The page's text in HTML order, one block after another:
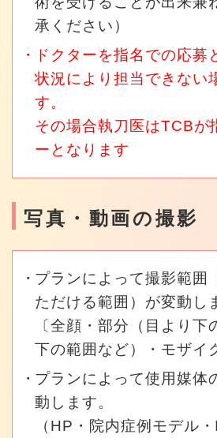
承ください）
ドクターを指名での応募
状況により担当できない
す。
その場合執刀医はTCBが
ーとなります
写真・動画の撮影
プランによって撮影範囲
ただける範囲）が変動し
〔全顔・部分（目より下
下の範囲など）・モザイ
プランによって使用媒体
動します。
（HP・院内症例モデル